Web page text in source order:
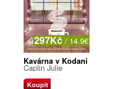
297Kč / 14.9€
Kavárna v Kodani
Caplin Julie
Koupit